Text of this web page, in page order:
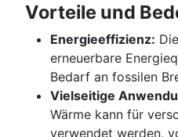
Vorteile und
Energieeffizienz:
erneuerbare
Bedarf an fossilen
Vielseitige
Wärme kann für
verwendet werden,